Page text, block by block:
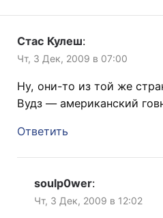
Стас Кулеш:
Чт, 3 Дек, 2009 в 07:00
Ну, они-то из той же
Вудз — американский
Ответить
soulp0wer:
Чт, 3 Дек, 2009 в 12:02